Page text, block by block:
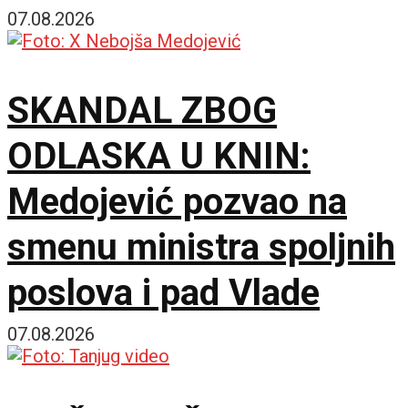
07.08.2026
SKANDAL ZBOG
ODLASKA U KNIN:
Medojević pozvao na
smenu ministra spoljnih
poslova i pad Vlade
07.08.2026